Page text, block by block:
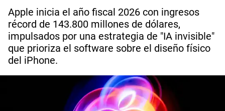
Apple inicia el año fiscal 2026 con ingresos
récord de 143.800 millones de dólares,
impulsados por una estrategia de "IA invisible"
que prioriza el software sobre el diseño físico
del iPhone.